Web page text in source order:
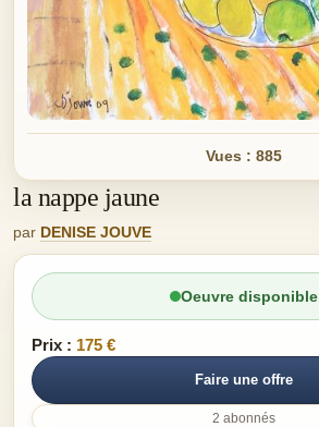
Vues : 885
la nappe jaune
par DENISE JOUVE
Oeuvre disponible
Prix : 175 €
Faire une offre
2 abonnés